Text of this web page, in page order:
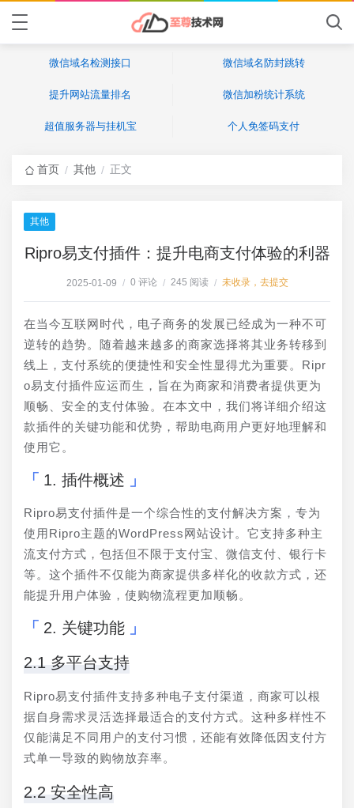
微信域名检测接口 微信域名防封跳转
提升网站流量排名 微信加粉统计系统
超值服务器与挂机宝 个人免签码支付
首页 / 其他 / 正文
其他
Ripro易支付插件：提升电商支付体验的利器
2025-01-09 / 0 评论 / 245 阅读 / 未收录，去提交
在当今互联网时代，电子商务的发展已经成为一种不可
逆转的趋势。随着越来越多的商家选择将其业务转移到
线上，支付系统的便捷性和安全性显得尤为重要。Ripr
o易支付插件应运而生，旨在为商家和消费者提供更为
顺畅、安全的支付体验。在本文中，我们将详细介绍这
款插件的关键功能和优势，帮助电商用户更好地理解和
使用它。
1. 插件概述
Ripro易支付插件是一个综合性的支付解决方案，专为
使用Ripro主题的WordPress网站设计。它支持多种主
流支付方式，包括但不限于支付宝、微信支付、银行卡
等。这个插件不仅能为商家提供多样化的收款方式，还
能提升用户体验，使购物流程更加顺畅。
2. 关键功能
2.1 多平台支持
Ripro易支付插件支持多种电子支付渠道，商家可以根
据自身需求灵活选择最适合的支付方式。这种多样性不
仅能满足不同用户的支付习惯，还能有效降低因支付方
式单一导致的购物放弃率。
2.2 安全性高